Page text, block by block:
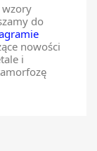
wzory
do
nowości
i